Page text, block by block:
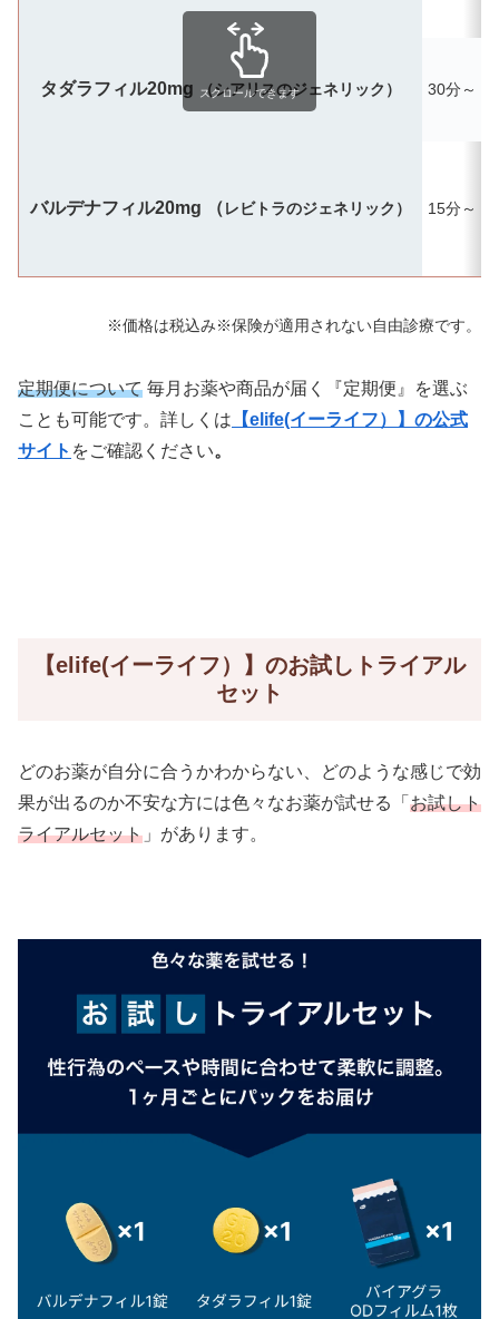
タダラフィル20mg （シアリスのジェネリック） 30分～
バルデナフィル20mg （ レビトラのジェネリック） 15分～
スクロールできます
※価格は税込み※保険が適用されない自由診療です。
定期便について 毎月お薬や商品が届く『定期便』を選ぶ
ことも可能です。詳しくは 【elife(イーライフ）】の公式
サイト をご確認ください。
【elife(イーライフ）】のお試しトライアル
セット
どのお薬が自分に合うかわからない、どのような感じで効
果が出るのか不安な方には色々なお薬が試せる「 お試しト
ライアルセット 」があります。